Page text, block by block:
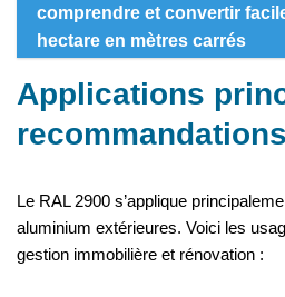
comprendre et convertir
hectare en mètres carrés
Applications
Le RAL 2900 s’applique
aluminium extérieures. Voici les
gestion immobilière et rénovation :